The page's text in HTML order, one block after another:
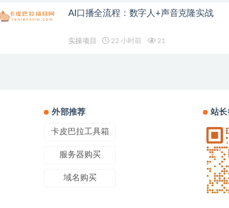
AI口播全流程：数字人+声音克隆实战
实操项目 22 小时前 21
外部推荐
卡皮巴拉工具箱
服务器购买
域名购买
站